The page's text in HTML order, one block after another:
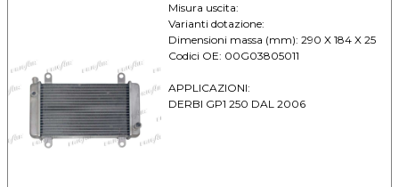
Misura uscita:
Varianti dotazione:
Dimensioni massa (mm): 290 X 184 X 25
Codici OE: 00G03805011
APPLICAZIONI:
DERBI GP1 250 DAL 2006